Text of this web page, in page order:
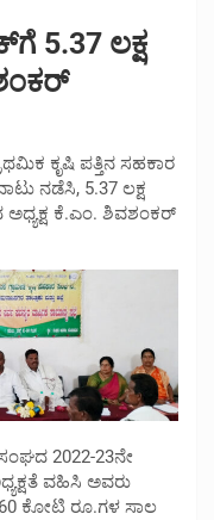
5.37 ಲಕ್ಷ
ಕೃಷಿ ಪತ್ತಿನ ಸಹಕಾರ
ನಡೆಸಿ, 5.37 ಲಕ್ಷ
ಕೆ.ಎಂ. ಶಿವಶಂಕರ್
2022-23ನೇ
ವಹಿಸಿ ಅವರು
ಕೋಟಿ ರೂ.ಗಳ ಸಾಲ